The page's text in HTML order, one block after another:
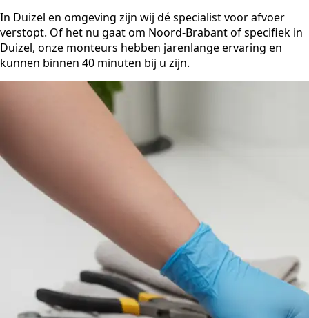
In Duizel en omgeving zijn wij dé specialist voor afvoer
verstopt. Of het nu gaat om Noord-Brabant of specifiek in
Duizel, onze monteurs hebben jarenlange ervaring en
kunnen binnen 40 minuten bij u zijn.